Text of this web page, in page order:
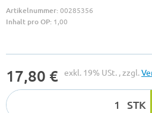
Artikelnummer:00285356
Inhalt pro OP: 1,00
17,80 € exkl. 19% USt. , zzgl.
STK